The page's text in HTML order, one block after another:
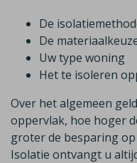
De
De
Uw type woning
Het te isoleren
Over het algemeen
oppervlak, hoe hoger
groter de besparing
Isolatie ontvangt u